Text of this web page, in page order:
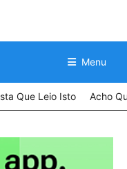
Menu
Que Leio Isto Acho